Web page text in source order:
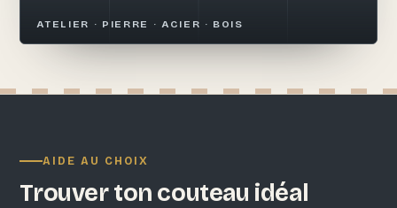
ATELIER · PIERRE · ACIER · BOIS
AIDE AU CHOIX
Trouver ton couteau idéal